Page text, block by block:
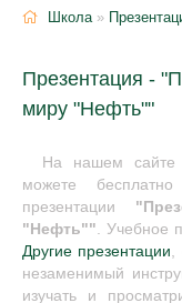
Школа»
Презентация -
миру "Нефть""
На нашем сайте
можете
презентации
"Нефть"". Учебное
Другие презентации,
незаменимый
изучать и